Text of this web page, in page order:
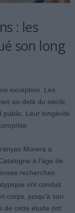
: les
son long
exception. Les
au-delà du siècle,
public. Leur longévité
Morera a
à l’âge de
recherches.
ont conduit
corps, jusqu’à son
de cette étude ont